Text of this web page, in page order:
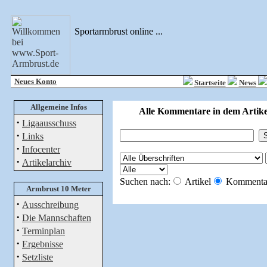
Sportarmbrust online ...
Neues Konto Startseite News
Allgemeine Infos
· Ligaausschuss
· Links
· Infocenter
· Artikelarchiv
Armbrust 10 Meter
· Ausschreibung
· Die Mannschaften
· Terminplan
· Ergebnisse
· Setzliste
Alle Kommentare in dem
Suchen nach: Artikel